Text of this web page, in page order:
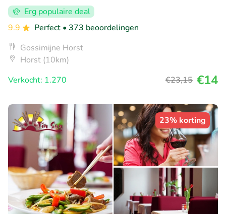
Erg populaire deal
9.9
Perfect • 373 beoordelingen
Gossimijne Horst
Horst (10km)
Verkocht: 1.270
€23,15 €14
23% korting